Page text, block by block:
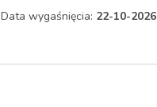
Data wygaśnięcia: 22-10-2026